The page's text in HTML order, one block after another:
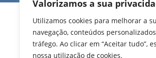
Valorizamos a sua
Utilizamos cookies para melhorar a
navegação, conteúdos
tráfego. Ao clicar em “Aceitar tudo”,
nossa utilização de cookies.